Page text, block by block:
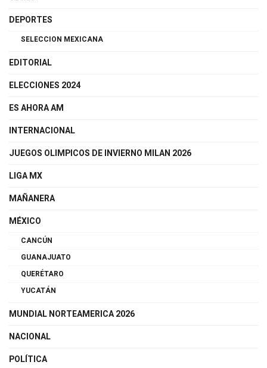
DEPORTES
SELECCION MEXICANA
EDITORIAL
ELECCIONES 2024
ES AHORA AM
INTERNACIONAL
JUEGOS OLIMPICOS DE INVIERNO MILAN 2026
LIGA MX
MAÑANERA
MÉXICO
CANCÚN
GUANAJUATO
QUERÉTARO
YUCATÁN
MUNDIAL NORTEAMERICA 2026
NACIONAL
POLÍTICA